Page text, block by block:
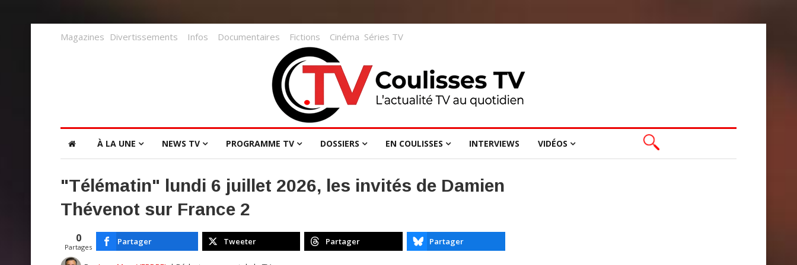
Magazines Divertissements Infos Documentaires Fictions Cinéma Séries TV
À LA UNE NEWS TV PROGRAMME TV DOSSIERS EN COULISSES INTERVIEWS VIDÉOS
"Télématin" lundi 6 juillet 2026, les invités de Damien
Thévenot sur France 2
0
Partages
Partager Tweeter Partager Partager